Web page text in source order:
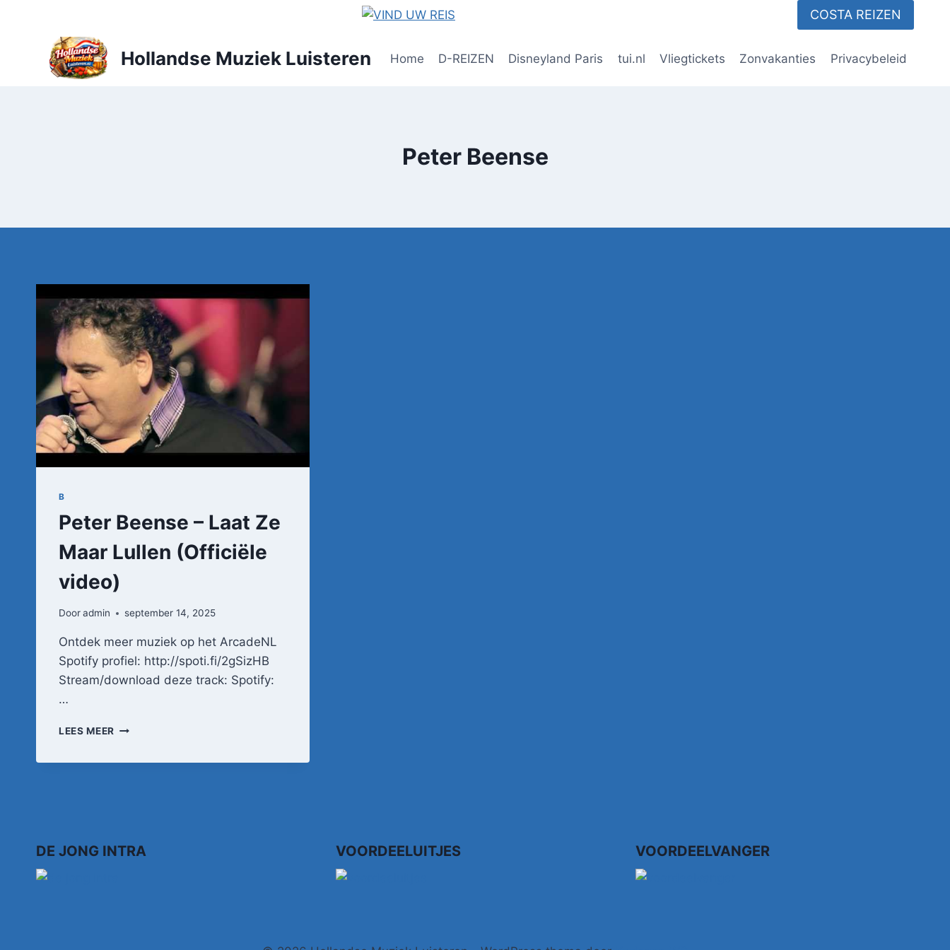
COSTA REIZEN
Hollandse Muziek Luisteren Home D-REIZEN Disneyland Paris tui.nl Vliegtickets Zonvakanties Privacybeleid
Peter Beense
B
Peter Beense – Laat Ze
Maar Lullen (Officiële
video)
Dooradmin september 14, 2025
Ontdek meer muziek op het ArcadeNL
Spotify profiel: http://spoti.fi/2gSizHB
Stream/download deze track: Spotify:
…
LEES MEER PETER
VIDEO)
DE JONG INTRA VOORDEELUITJES VOORDEELVANGER